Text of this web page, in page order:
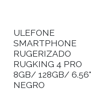
ULEFONE
SMARTPHONE
RUGERIZADO
RUGKING 4 PRO
8GB/ 128GB/
NEGRO